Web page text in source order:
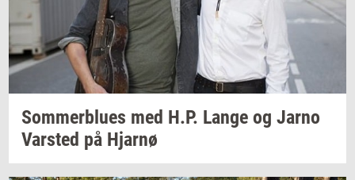
Som­mer­blu­es med H.P. Lange og Jarno
Var­sted på Hjar­nø